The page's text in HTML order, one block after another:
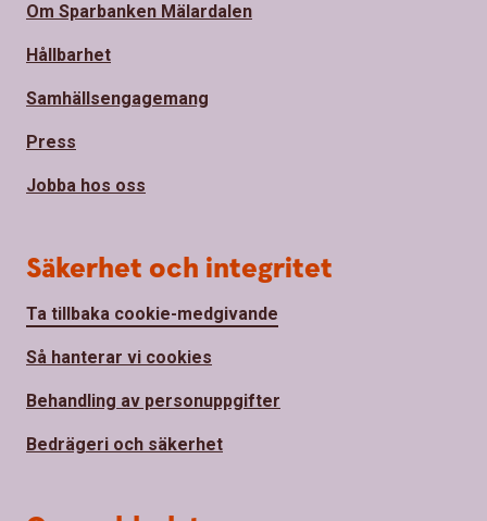
Om Sparbanken Mälardalen
Hållbarhet
Samhällsengagemang
Press
Jobba hos oss
Säkerhet och integritet
Ta tillbaka cookie-medgivande
Så hanterar vi cookies
Behandling av personuppgifter
Bedrägeri och säkerhet